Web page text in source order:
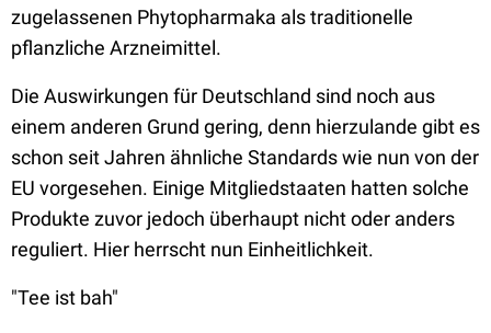
zugelassenen Phytopharmaka als traditionelle
pflanzliche Arzneimittel.
Die Auswirkungen für Deutschland sind noch aus
einem anderen Grund gering, denn hierzulande gibt es
schon seit Jahren ähnliche Standards wie nun von der
EU vorgesehen. Einige Mitgliedstaaten hatten solche
Produkte zuvor jedoch überhaupt nicht oder anders
reguliert. Hier herrscht nun Einheitlichkeit.
"Tee ist bah"